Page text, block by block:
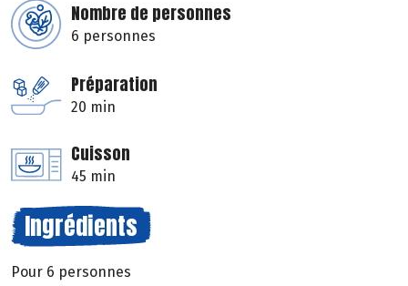
Nombre de personnes
6 personnes
Préparation
20 min
Cuisson
45 min
Ingrédients
Pour 6 personnes